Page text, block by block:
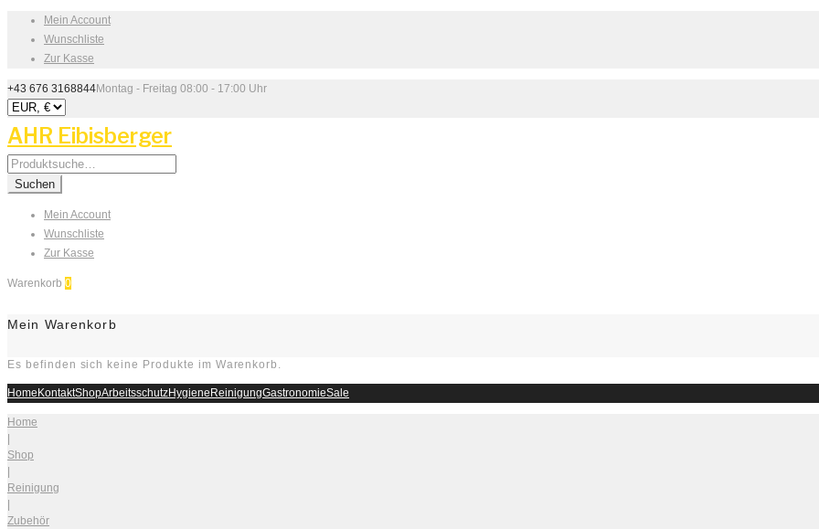
Mein Account
Wunschliste
Zur Kasse
+43 676 3168844Montag - Freitag 08:00 - 17:00 Uhr
AHR Eibisberger
Search
for:
Suchen
Mein Account
Wunschliste
Zur Kasse
Warenkorb 0
Mein Warenkorb
Es befinden sich keine Produkte im Warenkorb.
HomeKontaktShopArbeitsschutzHygieneReinigungGastronomieSale
Home
|
Shop
|
Reinigung
|
Zubehör